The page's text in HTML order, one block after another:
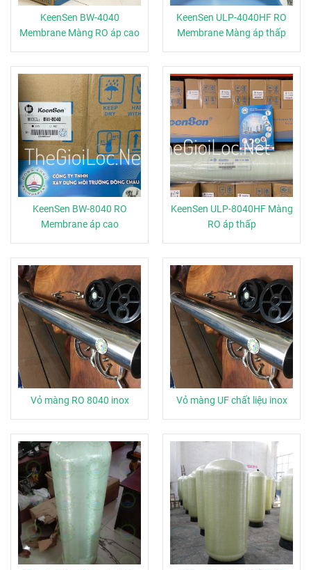
KeenSen BW-4040
Membrane Màng RO áp cao
KeenSen ULP-4040HF RO
Membrane Màng áp thấp
KeenSen BW-8040 RO
Membrane áp cao
KeenSen ULP-8040HF Màng
RO áp thấp
Vỏ màng RO 8040 inox Vỏ màng UF chất liệu inox